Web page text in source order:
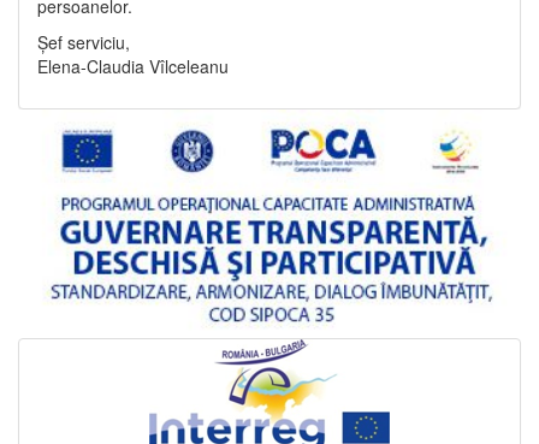
persoanelor.
Șef serviciu,
Elena-Claudia Vîlceleanu